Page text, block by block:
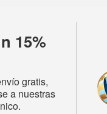
15%
gratis,
a nuestras